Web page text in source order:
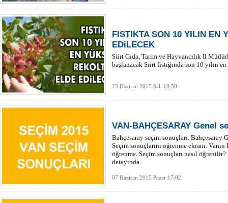
FISTIKTA SON 10 YILIN EN
EDiLECEK
Siirt Gıda, Tarım ve Hayvancılık İl
başlanacak Siirt fıstığında son 10 yılın
23 Haziran 2015 Salı 10:50
VAN-BAHÇESARAY Genel
Bahçesaray seçim sonuçları. Bahçesaray
Seçim sonuçlarını öğrenme ekranı.
öğrenme. Seçim sonuçları nasıl
detayında.
07 Haziran 2015 Pazar 17:02